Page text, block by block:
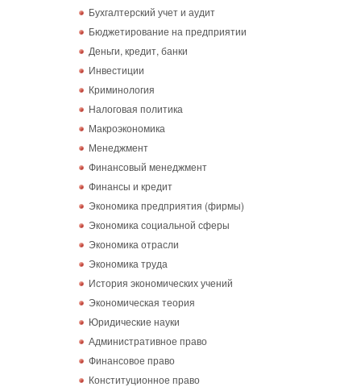
Бухгалтерский учет и аудит
Бюджетирование на предприятии
Деньги, кредит, банки
Инвестиции
Криминология
Налоговая политика
Макроэкономика
Менеджмент
Финансовый менеджмент
Финансы и кредит
Экономика предприятия (фирмы)
Экономика социальной сферы
Экономика отрасли
Экономика труда
История экономических учений
Экономическая теория
Юридические науки
Административное право
Финансовое право
Конституционное право